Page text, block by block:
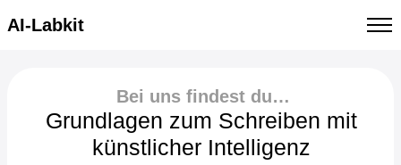
AI-Labkit
Bei uns findest du…
Grundlagen zum Schreiben mit
künstlicher Intelligenz